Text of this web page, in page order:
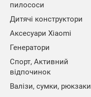
пилососи
Дитячі конструктори
Аксесуари Xiaomi
Генератори
Спорт, Активний
відпочинок
Валізи, сумки, рюкзаки